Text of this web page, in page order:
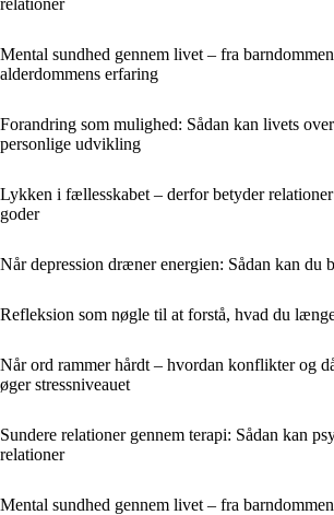
Mental sundhed gennem livet – fra
alderdommens erfaring
Forandring som mulighed: Sådan kan livets
personlige udvikling
Lykken i fællesskabet – derfor betyder
goder
Når depression dræner energien: Sådan kan du
Refleksion som nøgle til at forstå, hvad du
Når ord rammer hårdt – hvordan konflikter og
øger stressniveauet
Sundere relationer gennem terapi: Sådan kan
relationer
Mental sundhed gennem livet – fra